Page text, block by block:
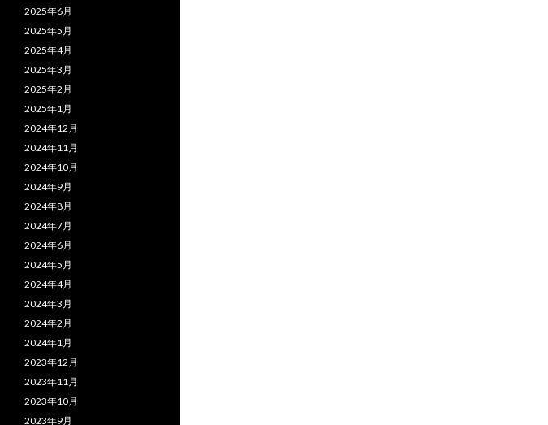
2025年6月
2025年5月
2025年4月
2025年3月
2025年2月
2025年1月
2024年12月
2024年11月
2024年10月
2024年9月
2024年8月
2024年7月
2024年6月
2024年5月
2024年4月
2024年3月
2024年2月
2024年1月
2023年12月
2023年11月
2023年10月
2023年9月